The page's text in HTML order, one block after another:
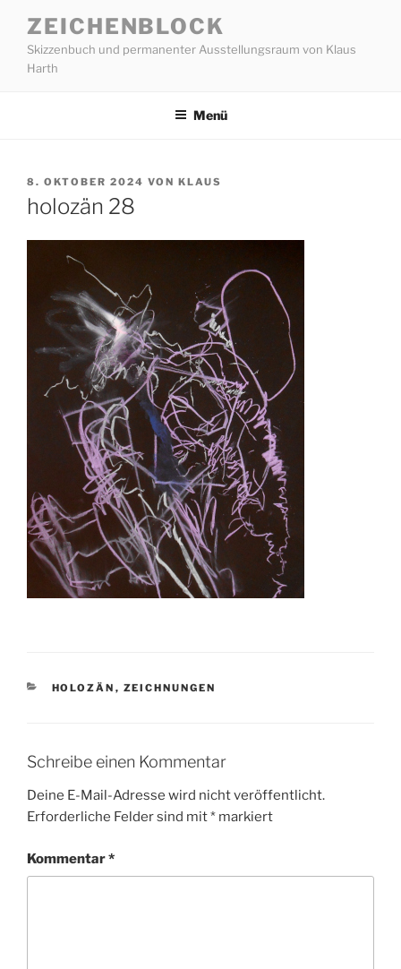
Inhalt
springen
ZEICHENBLOCK
Skizzenbuch und permanenter Ausstellungsraum von Klaus
Harth
Menü
VERÖFFENTLICHT
AM
8. OKTOBER 2024 VON KLAUS
holozän 28
KATEGORIEN
HOLOZÄN , ZEICHNUNGEN
Schreibe einen Kommentar
Deine E-Mail-Adresse wird nicht veröffentlicht.
Erforderliche Felder sind mit* markiert
Kommentar*